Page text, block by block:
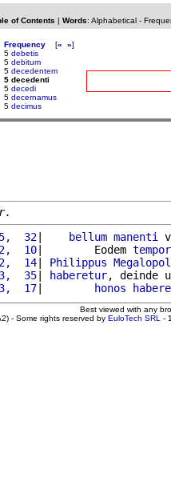
of Contents | Words: Alphabetical-
Frequency [« »]
5 debetis
5 debitum
5 decedentem
5 decedenti
5 decedi
5 decernamus
5 decimus
32
| bellum manenti
10
|        Eodem
14
| Philippus
35
| haberetur, deinde
17
| honos
Best viewed with any
- Some rights reserved by EuloTech SRL -